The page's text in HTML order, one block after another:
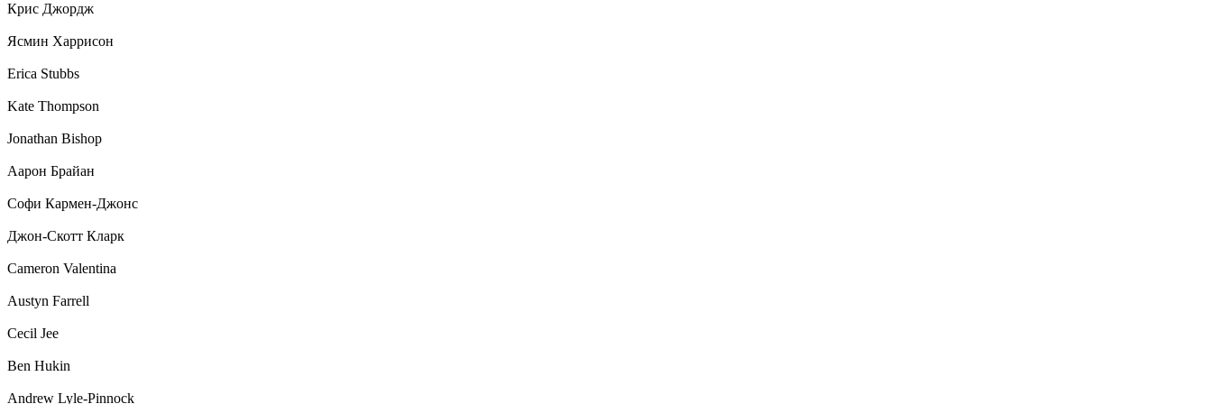
Крис Джордж
Ясмин Харрисон
Erica Stubbs
Kate Thompson
Jonathan Bishop
Аарон Брайан
Софи Кармен-Джонс
Джон-Скотт Кларк
Cameron Valentina
Austyn Farrell
Cecil Jee
Ben Hukin
Andrew Lyle-Pinnock